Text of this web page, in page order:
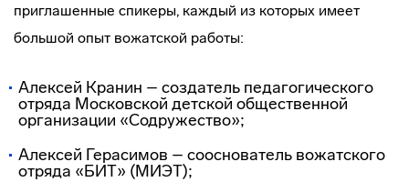
приглашенные спикеры, каждый из которых имеет
большой опыт вожатской работы:
Алексей Кранин – создатель педагогического
отряда Московской детской общественной
организации «Содружество»;
Алексей Герасимов – сооснователь вожатского
отряда «БИТ» (МИЭТ);